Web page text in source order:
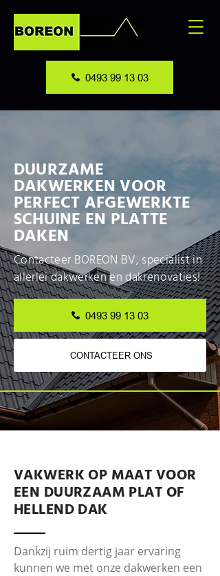
0493 99 13 03
DUURZAME
DAKWERKEN VOOR
PERFECT AFGEWERKTE
SCHUINE EN PLATTE
DAKEN
Contacteer BOREON BV, specialist in
allerlei dakwerken en dakrenovaties!
0493 99 13 03
CONTACTEER ONS
VAKWERK OP MAAT VOOR
EEN DUURZAAM PLAT OF
HELLEND DAK
Dankzij ruim dertig jaar ervaring
kunnen we met onze dakwerken een